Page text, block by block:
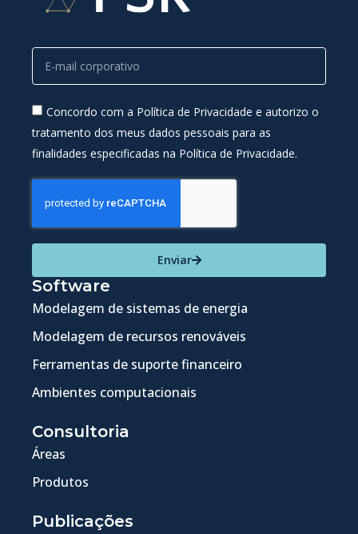
Concordo com a Política de Privacidade e autorizo o
tratamento dos meus dados pessoais para as
finalidades especificadas na Política de Privacidade.
Enviar
Software
Modelagem de sistemas de energia
Modelagem de recursos renováveis
Ferramentas de suporte financeiro
Ambientes computacionais
Consultoria
Áreas
Produtos
Publicações